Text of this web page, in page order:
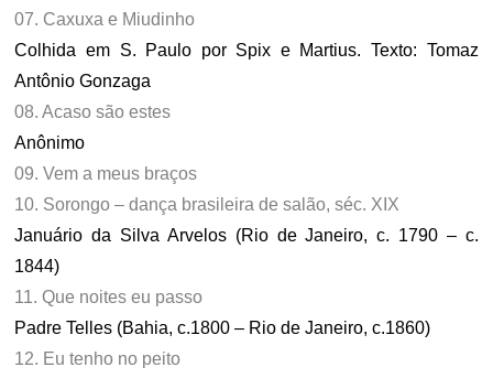
07. Caxuxa e Miudinho
Colhida em S. Paulo por Spix e Martius. Texto: Tomaz
Antônio Gonzaga
08. Acaso são estes
Anônimo
09. Vem a meus braços
10. Sorongo – dança brasileira de salão, séc. XIX
Januário da Silva Arvelos (Rio de Janeiro, c. 1790 – c.
1844)
11. Que noites eu passo
Padre Telles (Bahia, c.1800 – Rio de Janeiro, c.1860)
12. Eu tenho no peito